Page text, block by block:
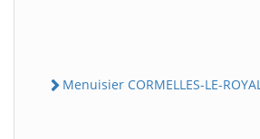
Menuisier CORMELLES-LE-ROYAL